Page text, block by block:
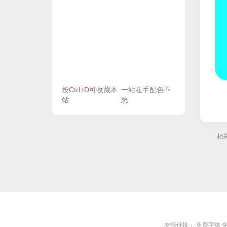
按Ctrl+D可收藏本
站
一站在手配色不
愁
相
友情链接： 免费字体